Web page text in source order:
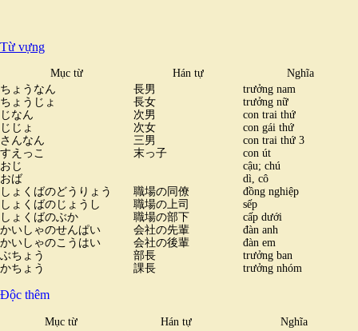
Từ vựng
Mục từ Hán tự
Nghĩa
ちょうなん
長男
trưởng nam
ちょうじょ
長女
trưởng nữ
じなん
次男
con trai thứ
じじょ
次女
con gái thứ
さんなん
三男
con trai thứ 3
すえっこ
末っ子
con út
おじ
cậu; chú
おば
dì, cô
しょくばのどうりょう
職場の同僚
đồng nghiệp
しょくばのじょうし
職場の上司
sếp
しょくばのぶか
職場の部下
cấp dưới
かいしゃのせんぱい
会社の先輩
đàn anh
かいしゃのこうはい
会社の後輩
đàn em
ぶちょう
部長
trưởng ban
かちょう
課長 trưởng nhóm
Độc thêm
Mục từ Hán tự
Nghĩa